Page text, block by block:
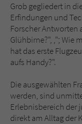
Grob gegliedert in
Erfindungen und
Forscher Antworten
Glühbirne?", ,"; Wie
hat das erste
aufs Handy?".
Die ausgewählten
werden, sind
Erlebnisbereich der
direkt am Alltag der